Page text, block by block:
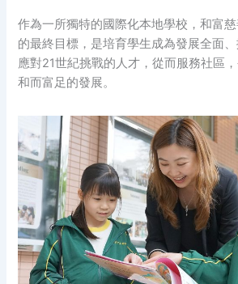
作為一所獨特的國際化本地學校，和富
的最終目標，是培育學生成為發展全面
應對21世紀挑戰的人才，從而服務社區
和而富足的發展。